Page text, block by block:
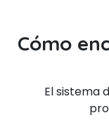
Cómo
El sistema